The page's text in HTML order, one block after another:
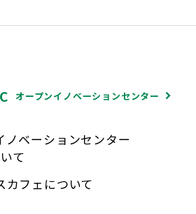
オープンイノベーションセンター
ノベーションセンター
て
カフェについて